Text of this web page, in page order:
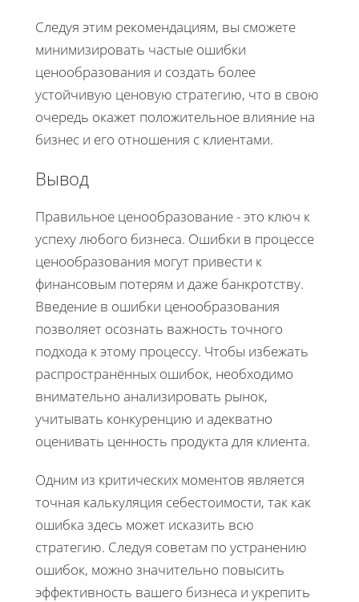
Следуя этим рекомендациям, вы сможете
минимизировать частые ошибки
ценообразования и создать более
устойчивую ценовую стратегию, что в свою
очередь окажет положительное влияние на
бизнес и его отношения с клиентами.
Вывод
Правильное ценообразование - это ключ к
успеху любого бизнеса. Ошибки в процессе
ценообразования могут привести к
финансовым потерям и даже банкротству.
Введение в ошибки ценообразования
позволяет осознать важность точного
подхода к этому процессу. Чтобы избежать
распространённых ошибок, необходимо
внимательно анализировать рынок,
учитывать конкуренцию и адекватно
оценивать ценность продукта для клиента.
Одним из критических моментов является
точная калькуляция себестоимости, так как
ошибка здесь может исказить всю
стратегию. Следуя советам по устранению
ошибок, можно значительно повысить
эффективность вашего бизнеса и укрепить